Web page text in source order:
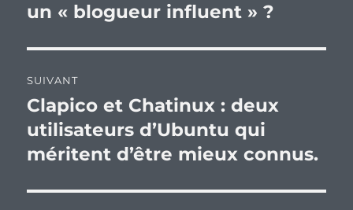
l’article
précédente :
un « blogueur influent » ?
SUIVANT
Publication
suivante :
Clapico et Chatinux : deux
utilisateurs d’Ubuntu qui
méritent d’être mieux connus.